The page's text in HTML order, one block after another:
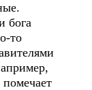
бога
то